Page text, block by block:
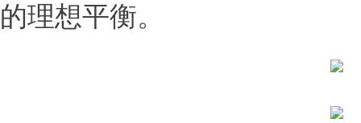
的理想平衡。